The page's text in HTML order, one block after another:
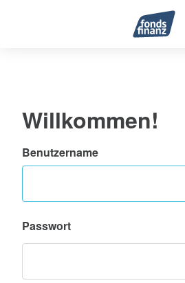
Willkommen!
Benutzername
Passwort